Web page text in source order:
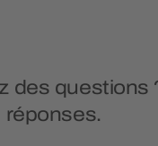
des questions
réponses.